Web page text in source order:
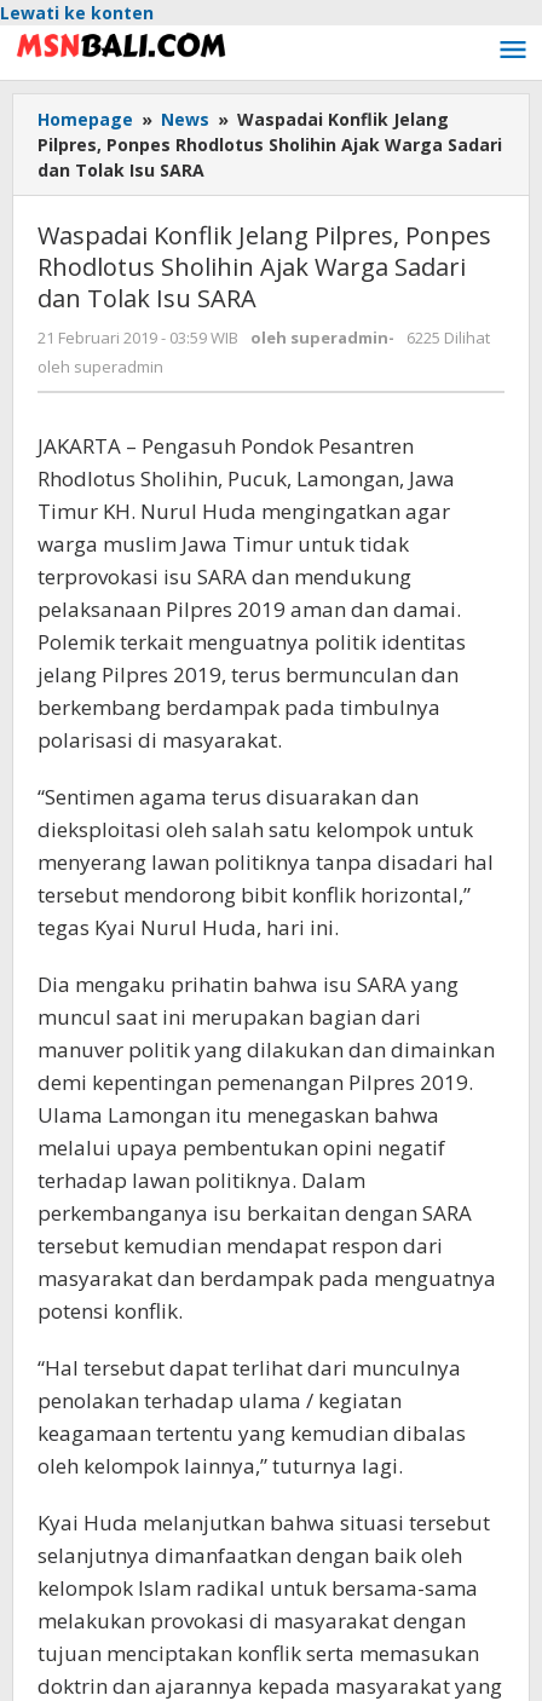
Lewati ke konten
Homepage » News » Waspadai Konflik Jelang
Pilpres, Ponpes Rhodlotus Sholihin Ajak Warga Sadari
dan Tolak Isu SARA
Waspadai Konflik Jelang Pilpres, Ponpes
Rhodlotus Sholihin Ajak Warga Sadari
dan Tolak Isu SARA
21 Februari 2019 - 03:59 WIB oleh superadmin-
6225 Dilihat
oleh superadmin
JAKARTA – Pengasuh Pondok Pesantren
Rhodlotus Sholihin, Pucuk, Lamongan, Jawa
Timur KH. Nurul Huda mengingatkan agar
warga muslim Jawa Timur untuk tidak
terprovokasi isu SARA dan mendukung
pelaksanaan Pilpres 2019 aman dan damai.
Polemik terkait menguatnya politik identitas
jelang Pilpres 2019, terus bermunculan dan
berkembang berdampak pada timbulnya
polarisasi di masyarakat.
“Sentimen agama terus disuarakan dan
dieksploitasi oleh salah satu kelompok untuk
menyerang lawan politiknya tanpa disadari hal
tersebut mendorong bibit konflik horizontal,”
tegas Kyai Nurul Huda, hari ini.
Dia mengaku prihatin bahwa isu SARA yang
muncul saat ini merupakan bagian dari
manuver politik yang dilakukan dan dimainkan
demi kepentingan pemenangan Pilpres 2019.
Ulama Lamongan itu menegaskan bahwa
melalui upaya pembentukan opini negatif
terhadap lawan politiknya. Dalam
perkembanganya isu berkaitan dengan SARA
tersebut kemudian mendapat respon dari
masyarakat dan berdampak pada menguatnya
potensi konflik.
“Hal tersebut dapat terlihat dari munculnya
penolakan terhadap ulama / kegiatan
keagamaan tertentu yang kemudian dibalas
oleh kelompok lainnya,” tuturnya lagi.
Kyai Huda melanjutkan bahwa situasi tersebut
selanjutnya dimanfaatkan dengan baik oleh
kelompok Islam radikal untuk bersama-sama
melakukan provokasi di masyarakat dengan
tujuan menciptakan konflik serta memasukan
doktrin dan ajarannya kepada masyarakat yang